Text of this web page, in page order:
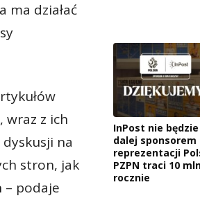
ma działać
z ich
na
stron, jak
– podaje
InPost nie będzie
dalej sponsorem
reprezentacji
PZPN traci 10
rocznie